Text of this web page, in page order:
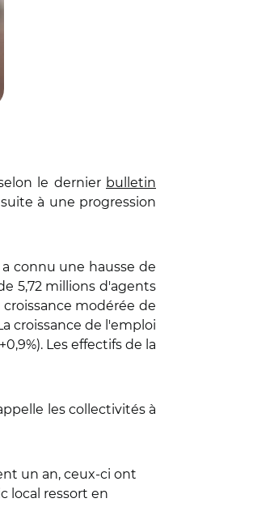
le dernier bulletin
à une progression
connu une hausse de
5,72 millions d'agents
croissance modérée de
croissance de l'emploi
Les effectifs de la
les collectivités à
un an, ceux-ci ont
local ressort en